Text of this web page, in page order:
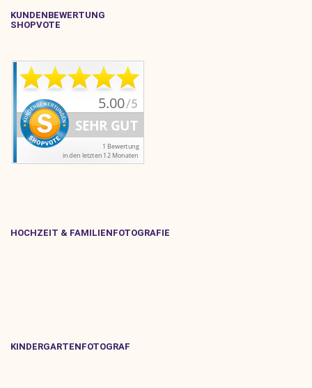
KUNDENBEWERTUNG
SHOPVOTE
HOCHZEIT & FAMILIENFOTOGRAFIE
KINDERGARTENFOTOGRAF